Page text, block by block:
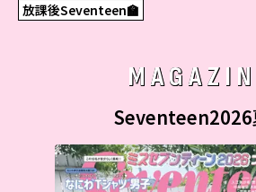
放課後Seventeen🏫
Seventeen2026